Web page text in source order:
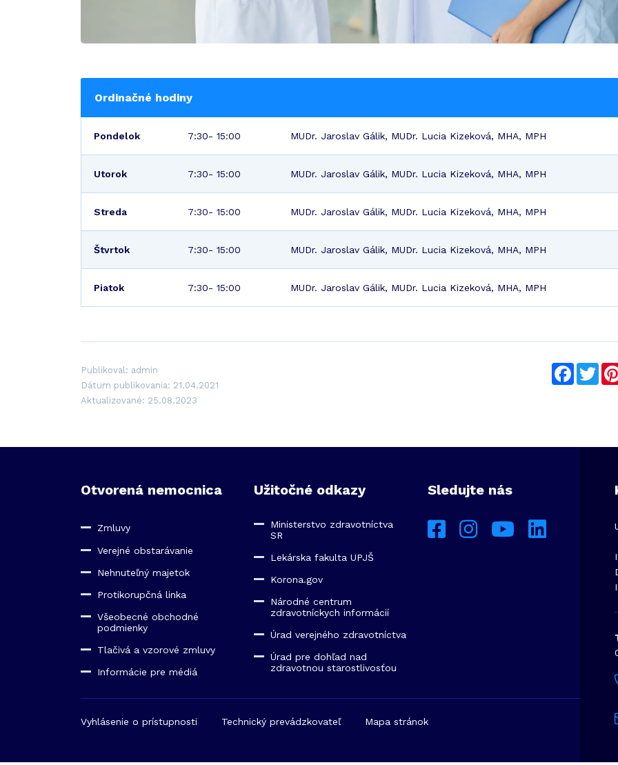
Ordinačné hodiny
Pondelok 7:30- 15:00 MUDr. Jaroslav Gálik, MUDr. Lucia Kizeková, MHA, MPH
Utorok 7:30- 15:00 MUDr. Jaroslav Gálik, MUDr. Lucia Kizeková, MHA, MPH
Streda 7:30- 15:00 MUDr. Jaroslav Gálik, MUDr. Lucia Kizeková, MHA, MPH
Štvrtok 7:30- 15:00 MUDr. Jaroslav Gálik, MUDr. Lucia Kizeková, MHA, MPH
Piatok 7:30- 15:00 MUDr. Jaroslav Gálik, MUDr. Lucia Kizeková, MHA, MPH
Publikoval: admin
Dátum publikovania: 21.04.2021
Aktualizované: 25.08.2023
Otvorená nemocnica
Zmluvy
Verejné obstarávanie
Nehnuteľný majetok
Protikorupčná linka
Všeobecné obchodné
podmienky
Tlačivá a vzorové zmluvy
Informácie pre médiá
Užitočné odkazy
Ministerstvo zdravotníctva
SR
Lekárska fakulta UPJŠ
Korona.gov
Národné centrum
zdravotníckych informácií
Úrad verejného zdravotníctva
Úrad pre dohľad nad
zdravotnou starostlivosťou
Sledujte nás
Vyhlásenie o prístupnosti Technický prevádzkovateľ Mapa stránok